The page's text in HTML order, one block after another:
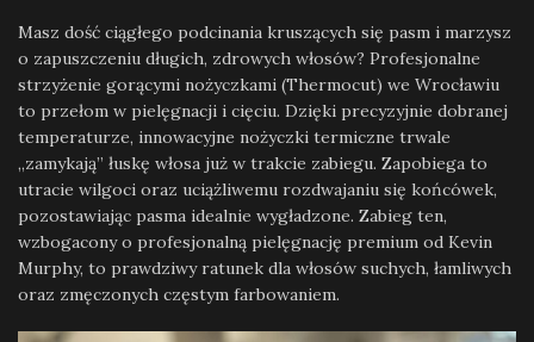
Masz dość ciągłego podcinania kruszących się pasm i marzysz
o zapuszczeniu długich, zdrowych włosów? Profesjonalne
strzyżenie gorącymi nożyczkami (Thermocut) we Wrocławiu
to przełom w pielęgnacji i cięciu. Dzięki precyzyjnie dobranej
temperaturze, innowacyjne nożyczki termiczne trwale
„zamykają” łuskę włosa już w trakcie zabiegu. Zapobiega to
utracie wilgoci oraz uciążliwemu rozdwajaniu się końcówek,
pozostawiając pasma idealnie wygładzone. Zabieg ten,
wzbogacony o profesjonalną pielęgnację premium od Kevin
Murphy, to prawdziwy ratunek dla włosów suchych, łamliwych
oraz zmęczonych częstym farbowaniem.